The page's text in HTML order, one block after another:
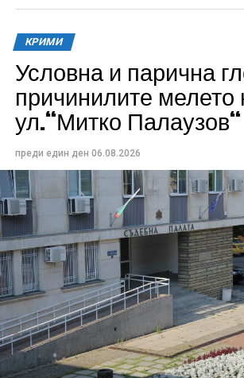
КРИМИ
Условна и парична
причинилите мелето
ул.“Митко Палаузов“
преди един ден 06.08.2026